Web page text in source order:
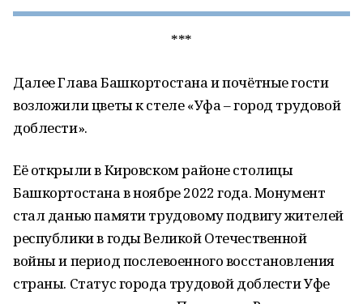
***
Далее Глава Башкортостана и почётные гости
возложили цветы к стеле «Уфа – город трудовой
доблести».
Её открыли в Кировском районе столицы
Башкортостана в ноябре 2022 года. Монумент
стал данью памяти трудовому подвигу жителей
республики в годы Великой Отечественной
войны и период послевоенного восстановления
страны. Статус города трудовой доблести Уфе